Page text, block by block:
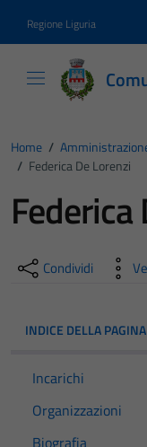
Regione Liguria
Home /
/ Federica De Lorenzi
Federica
Condividi
INDICE DELLA PAGINA
Incarichi
Organizzazioni
Biografia